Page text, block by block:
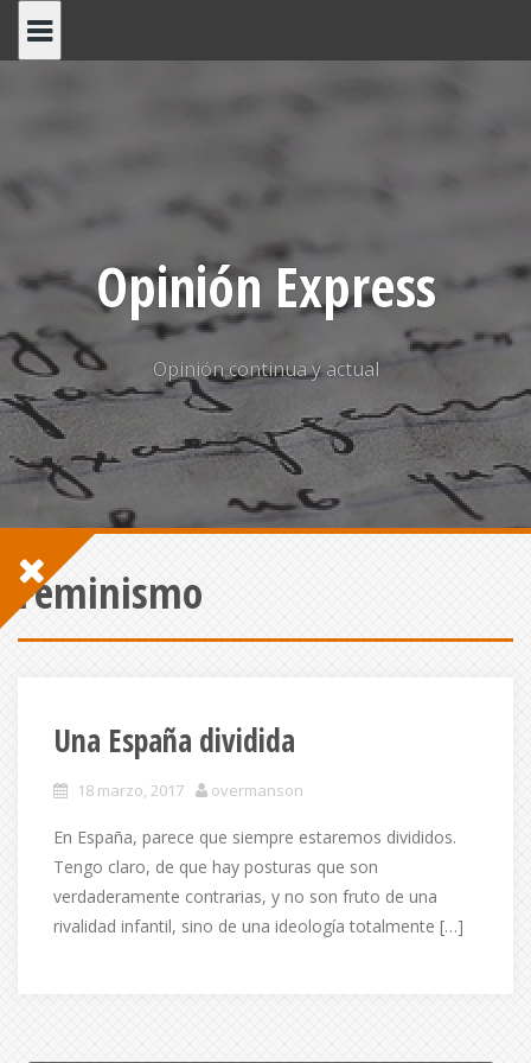
Opinión Express
Opinión continua y actual
Feminismo
Una España dividida
18 marzo, 2017 overmanson
En España, parece que siempre estaremos divididos.
Tengo claro, de que hay posturas que son
verdaderamente contrarias, y no son fruto de una
rivalidad infantil, sino de una ideología totalmente […]